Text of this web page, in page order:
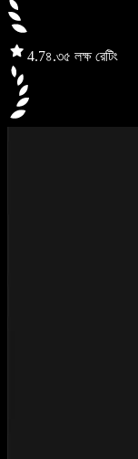
4.7৪.৩৫ লক্ষ রেটিং